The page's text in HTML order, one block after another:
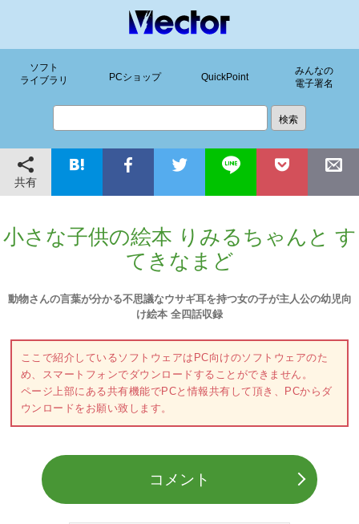
ソフト
ライブラリ
PCショップ QuickPoint
みんなの
電子署名
共有
小さな子供の絵本 りみるちゃんと す
てきなまど
動物さんの言葉が分かる不思議なウサギ耳を持つ女の子が主人公の幼児向
け絵本 全四話収録
ここで紹介しているソフトウェアはPC向けのソフトウェアのた
め、スマートフォンでダウンロードすることができません。
ページ上部にある共有機能でPCと情報共有して頂き、PCからダ
ウンロードをお願い致します。
コメント